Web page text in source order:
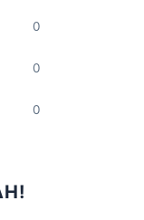
0
0
0